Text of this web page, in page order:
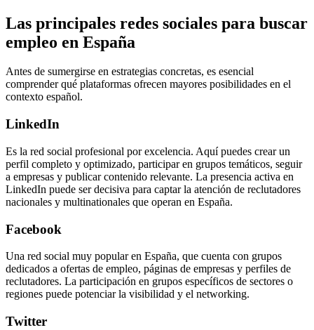
Las principales redes sociales para buscar
empleo en España
Antes de sumergirse en estrategias concretas, es esencial
comprender qué plataformas ofrecen mayores posibilidades en el
contexto español.
LinkedIn
Es la red social profesional por excelencia. Aquí puedes crear un
perfil completo y optimizado, participar en grupos temáticos, seguir
a empresas y publicar contenido relevante. La presencia activa en
LinkedIn puede ser decisiva para captar la atención de reclutadores
nacionales y multinationales que operan en España.
Facebook
Una red social muy popular en España, que cuenta con grupos
dedicados a ofertas de empleo, páginas de empresas y perfiles de
reclutadores. La participación en grupos específicos de sectores o
regiones puede potenciar la visibilidad y el networking.
Twitter